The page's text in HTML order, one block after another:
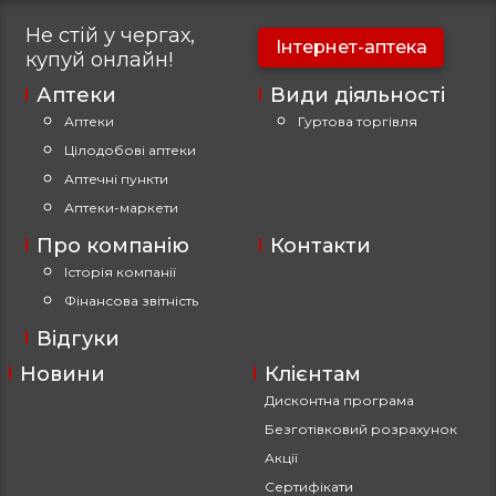
Не стій у чергах,
купуй онлайн!
Інтернет-аптека
Аптеки
Аптеки
Цілодобові аптеки
Аптечні пункти
Аптеки-маркети
Про компанію
Історія компанії
Фінансова звітність
Види діяльності
Гуртова торгівля
Контакти
Відгуки
Новини
Клієнтам
Дисконтна програма
Безготівковий розрахунок
Акції
Сертифікати